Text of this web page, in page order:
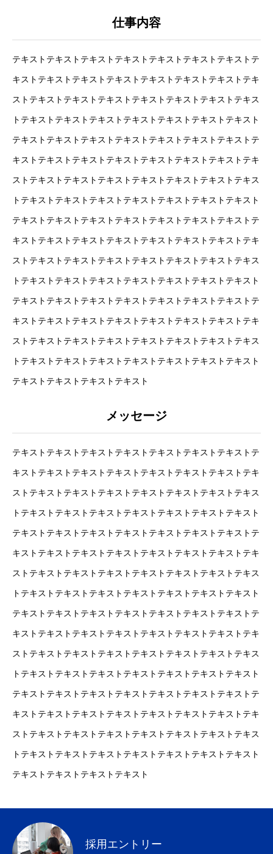
COMPANY 会社について
BUSINESS 仕事について
RECRUIT リクルート
NEWS お知らせ
CONTACT お問い合わせ
仕事内容
テキストテキストテキストテキストテキストテキストテキストテ
キストテキストテキストテキストテキストテキストテキストテキ
ストテキストテキストテキストテキストテキストテキストテキス
トテキストテキストテキストテキストテキストテキストテキスト
テキストテキストテキストテキストテキストテキストテキストテ
キストテキストテキストテキストテキストテキストテキストテキ
ストテキストテキストテキストテキストテキストテキストテキス
トテキストテキストテキストテキストテキストテキストテキスト
テキストテキストテキストテキストテキストテキストテキストテ
キストテキストテキストテキストテキストテキストテキストテキ
ストテキストテキストテキストテキストテキストテキストテキス
トテキストテキストテキストテキストテキストテキストテキスト
テキストテキストテキストテキストテキストテキストテキストテ
キストテキストテキストテキストテキストテキストテキストテキ
ストテキストテキストテキストテキストテキストテキストテキス
トテキストテキストテキストテキストテキストテキストテキスト
テキストテキストテキストテキスト
メッセージ
テキストテキストテキストテキストテキストテキストテキストテ
キストテキストテキストテキストテキストテキストテキストテキ
ストテキストテキストテキストテキストテキストテキストテキス
トテキストテキストテキストテキストテキストテキストテキスト
テキストテキストテキストテキストテキストテキストテキストテ
キストテキストテキストテキストテキストテキストテキストテキ
ストテキストテキストテキストテキストテキストテキストテキス
トテキストテキストテキストテキストテキストテキストテキスト
テキストテキストテキストテキストテキストテキストテキストテ
キストテキストテキストテキストテキストテキストテキストテキ
ストテキストテキストテキストテキストテキストテキストテキス
トテキストテキストテキストテキストテキストテキストテキスト
テキストテキストテキストテキストテキストテキストテキストテ
キストテキストテキストテキストテキストテキストテキストテキ
ストテキストテキストテキストテキストテキストテキストテキス
トテキストテキストテキストテキストテキストテキストテキスト
テキストテキストテキストテキスト
採用エントリー